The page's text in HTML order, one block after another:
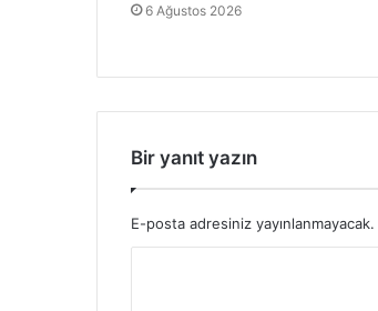
6 Ağustos 2026
Bir yanıt yazın
E-posta adresiniz yayınlanmayacak.